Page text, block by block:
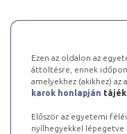
Ezen az oldalon az
áttöltésre, ennek
amelyekhez (akikhez)
karok honlapján
Először az egyetemi
nyílhegyekkel lépegetve